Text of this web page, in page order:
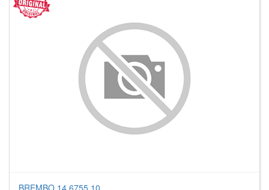
BREMBO 14.6755.10